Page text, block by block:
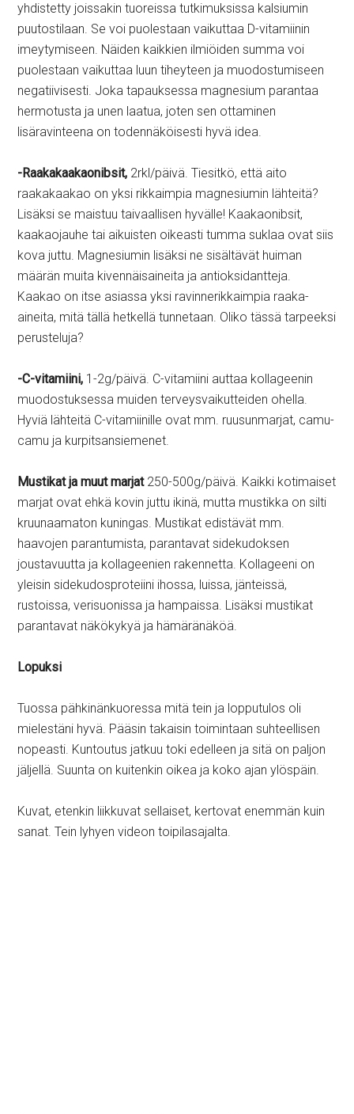
yhdistetty joissakin tuoreissa tutkimuksissa kalsiumin
puutostilaan. Se voi puolestaan vaikuttaa D-vitamiinin
imeytymiseen. Näiden kaikkien ilmiöiden summa voi
puolestaan vaikuttaa luun tiheyteen ja muodostumiseen
negatiivisesti. Joka tapauksessa magnesium parantaa
hermotusta ja unen laatua, joten sen ottaminen
lisäravinteena on todennäköisesti hyvä idea.
-Raakakaakaonibsit, 2rkl/päivä. Tiesitkö, että aito
raakakaakao on yksi rikkaimpia magnesiumin lähteitä?
Lisäksi se maistuu taivaallisen hyvälle! Kaakaonibsit,
kaakaojauhe tai aikuisten oikeasti tumma suklaa ovat siis
kova juttu. Magnesiumin lisäksi ne sisältävät huiman
määrän muita kivennäisaineita ja antioksidantteja.
Kaakao on itse asiassa yksi ravinnerikkaimpia raaka-
aineita, mitä tällä hetkellä tunnetaan. Oliko tässä tarpeeksi
perusteluja?
-C-vitamiini, 1-2g/päivä. C-vitamiini auttaa kollageenin
muodostuksessa muiden terveysvaikutteiden ohella.
Hyviä lähteitä C-vitamiinille ovat mm. ruusunmarjat, camu-
camu ja kurpitsansiemenet.
Mustikat ja muut marjat 250-500g/päivä. Kaikki kotimaiset
marjat ovat ehkä kovin juttu ikinä, mutta mustikka on silti
kruunaamaton kuningas. Mustikat edistävät mm.
haavojen parantumista, parantavat sidekudoksen
joustavuutta ja kollageenien rakennetta. Kollageeni on
yleisin sidekudosproteiini ihossa, luissa, jänteissä,
rustoissa, verisuonissa ja hampaissa. Lisäksi mustikat
parantavat näkökykyä ja hämäränäköä.
Lopuksi
Tuossa pähkinänkuoressa mitä tein ja lopputulos oli
mielestäni hyvä. Pääsin takaisin toimintaan suhteellisen
nopeasti. Kuntoutus jatkuu toki edelleen ja sitä on paljon
jäljellä. Suunta on kuitenkin oikea ja koko ajan ylöspäin.
Kuvat, etenkin liikkuvat sellaiset, kertovat enemmän kuin
sanat. Tein lyhyen videon toipilasajalta.